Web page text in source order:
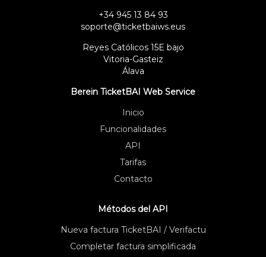
+34 945 13 84 93
soporte@ticketbaiws.eus
Reyes Católicos 15E bajo
Vitoria-Gasteiz
Álava
Berein TicketBAI Web Service
Inicio
Funcionalidades
API
Tarifas
Contacto
Métodos del API
Nueva factura TicketBAI / Verifactu
Completar factura simplificada